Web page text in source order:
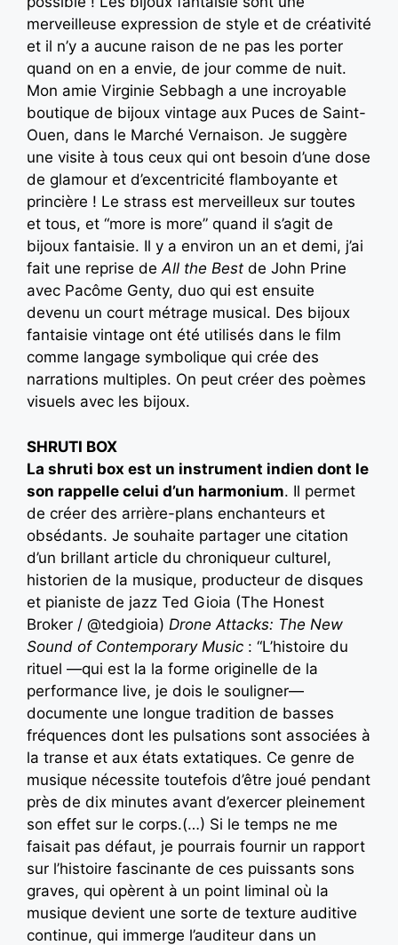
merveilleuse expression de style et de créativité
et il n’y a aucune raison de ne pas les porter
quand on en a envie, de jour comme de nuit.
Mon amie Virginie Sebbagh a une incroyable
boutique de bijoux vintage aux Puces de Saint-
Ouen, dans le Marché Vernaison. Je suggère
une visite à tous ceux qui ont besoin d’une dose
de glamour et d’excentricité flamboyante et
princière ! Le strass est merveilleux sur toutes
et tous, et “more is more” quand il s’agit de
bijoux fantaisie. Il y a environ un an et demi, j’ai
fait une reprise deAll the Best de John Prine
avec Pacôme Genty, duo qui est ensuite
devenu un court métrage musical. Des bijoux
fantaisie vintage ont été utilisés dans le film
comme langage symbolique qui crée des
narrations multiples. On peut créer des poèmes
visuels avec les bijoux.
SHRUTI BOX
La shruti box est un instrument indien dont le
son rappelle celui d’un harmonium. Il permet
de créer des arrière-plans enchanteurs et
obsédants. Je souhaite partager une citation
d’un brillant article du chroniqueur culturel,
historien de la musique, producteur de disques
et pianiste de jazz Ted Gioia (The Honest
Broker / @tedgioia) Drone Attacks: The New
Sound of Contemporary Music : “L’histoire du
rituel —qui est la la forme originelle de la
performance live, je dois le souligner—
documente une longue tradition de basses
fréquences dont les pulsations sont associées à
la transe et aux états extatiques. Ce genre de
musique nécessite toutefois d’être joué pendant
près de dix minutes avant d’exercer pleinement
son effet sur le corps.(…) Si le temps ne me
faisait pas défaut, je pourrais fournir un rapport
sur l’histoire fascinante de ces puissants sons
graves, qui opèrent à un point liminal où la
musique devient une sorte de texture auditive
continue, qui immerge l’auditeur dans un